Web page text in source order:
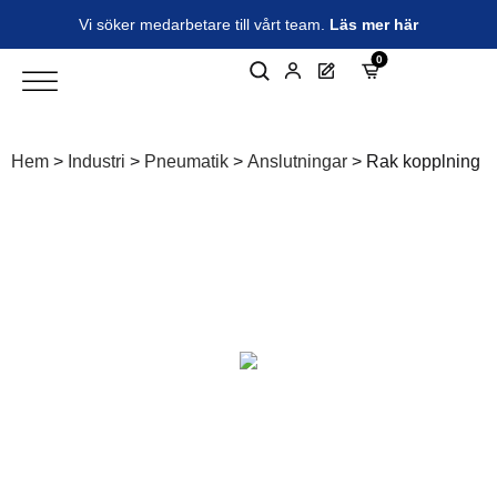
Vi söker medarbetare till vårt team. Läs mer här
0
Hem > Industri > Pneumatik > Anslutningar > Rak kopplning